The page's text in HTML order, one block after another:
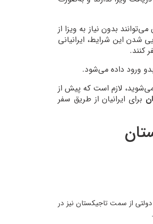
از پانزدهم بهمن یا سوم فوریه 2025، ایرانیان می‌توانند بدون نیاز به ویزا از
اقامت داشته باشند. با اجرایی شدن این شرایط، ایرانیانی
کنند.
ورود داده می‌شود.
لازم است که پیش از
برای ایرانیان از طریق سفر
از سمت تاجیکستان نیز در